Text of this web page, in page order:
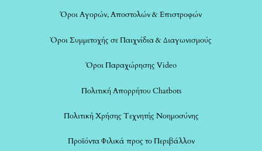
Όροι Αγορών, Αποστολών & Επιστροφών
Όροι Συμμετοχής σε Παιχνίδια & Διαγωνισμούς
Όροι Παραχώρησης Video
Πολιτική Απορρήτου Chatbots
Πολιτική Χρήσης Τεχνητής Νοημοσύνης
Προϊόντα Φιλικά προς το Περιβάλλον